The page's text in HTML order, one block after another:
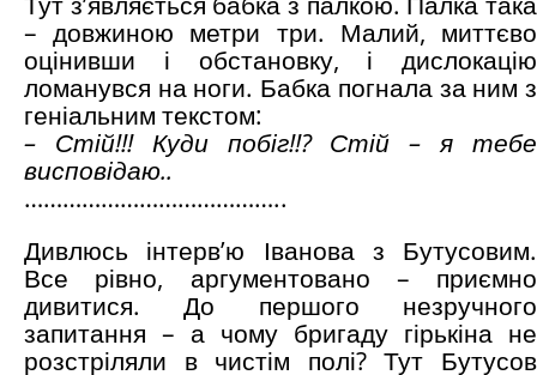
– довжиною метри три. Малий, миттєво
оцінивши і обстановку, і дислокацію
ломанувся на ноги. Бабка погнала за ним з
геніальним текстом:
– Стій!!! Куди побіг!!? Стій – я тебе
висповідаю..
…………………………………..
Дивлюсь інтерв’ю Іванова з Бутусовим.
Все рівно, аргументовано – приємно
дивитися. До першого незручного
запитання – а чому бригаду гірькіна не
розстріляли в чистім полі? Тут Бутусов